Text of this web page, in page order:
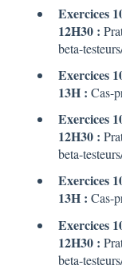
Exercices
12H30 :
beta-
Exercices
13H : Cas-
Exercices
12H30 :
beta-
Exercices
13H : Cas-
Exercices
12H30 :
beta-